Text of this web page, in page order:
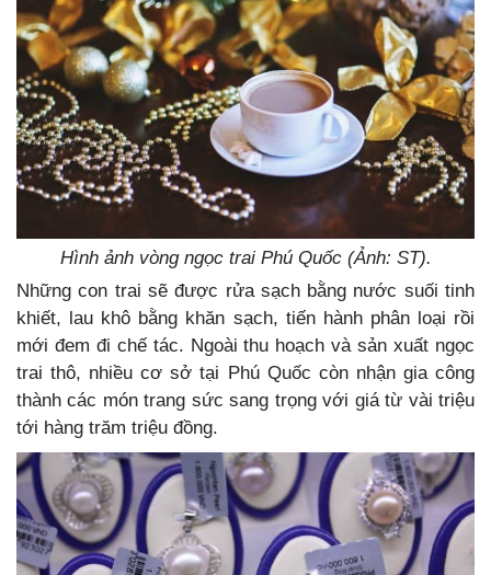
Hình ảnh vòng ngọc trai Phú Quốc (Ảnh: ST).
Những con trai sẽ được rửa sạch bằng nước suối tinh
khiết, lau khô bằng khăn sạch, tiến hành phân loại rồi
mới đem đi chế tác. Ngoài thu hoạch và sản xuất ngọc
trai thô, nhiều cơ sở tại Phú Quốc còn nhận gia công
thành các món trang sức sang trọng với giá từ vài triệu
tới hàng trăm triệu đồng.